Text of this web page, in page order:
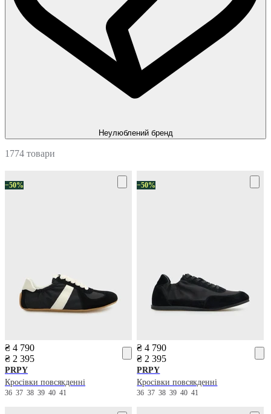
Неулюблений бренд
1774 товари
−50%
₴ 4 790
₴ 2 395
PRPY
Кросівки повсякденні
36 37 38 39 40 41
−50%
₴ 4 790
₴ 2 395
PRPY
Кросівки повсякденні
363738394041